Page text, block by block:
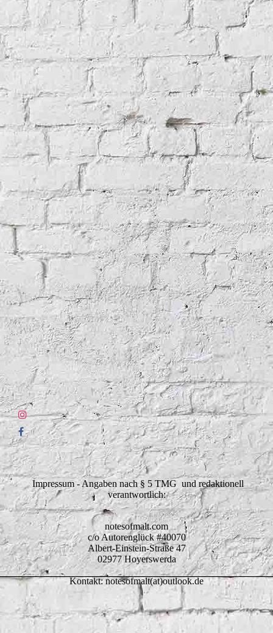
Impressum - Angaben nach § 5 TMG und redaktionell
verantwortlich:
notesofmalt.com
c/o Autorenglück #40070
Albert-Einstein-Straße 47
02977 Hoyerswerda
Kontakt: notesofmalt(at)outlook.de